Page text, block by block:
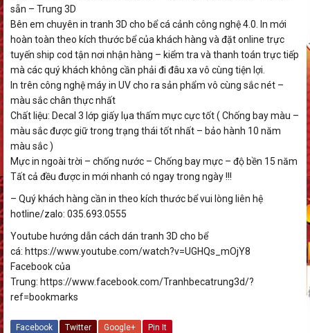
sẵn – Trung 3D
Bên em chuyên in tranh 3D cho bể cá cảnh công nghệ 4.0. In mới
hoàn toàn theo kích thước bể của khách hàng và đặt online trực
tuyến ship cod tận nơi nhận hàng – kiểm tra và thanh toán trực tiếp
mà các quý khách không cần phải đi đâu xa vô cùng tiện lợi.
In trên công nghệ máy in UV cho ra sản phẩm vô cùng sắc nét –
màu sắc chân thực nhất
Chất liệu: Decal 3 lớp giấy lụa thấm mực cực tốt ( Chống bay màu –
màu sắc được giữ trong trạng thái tốt nhất – bảo hành 10 năm
màu sắc )
Mực in ngoài trời – chống nước – Chống bay mực – độ bền 15 năm
Tất cả đều được in mới nhanh có ngay trong ngày !!!
– Quý khách hàng cần in theo kích thước bể vui lòng liên hệ
hotline/zalo: 035.693.0555
Youtube hướng dẫn cách dán tranh 3D cho bể
cá: https://www.youtube.com/watch?v=UGHQs_mOjY8
Facebook của
Trung: https://www.facebook.com/Tranhbecatrung3d/?
ref=bookmarks
Facebook Twitter Google+ Pin It